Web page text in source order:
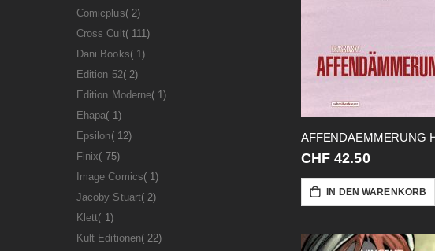
AFFENDAEMMERUNG
CHF 42.50
IN DEN WARENKORB
Comicplus 2Artikel
Cross Cult 111Artikel
Dani Books 1Artikel
Edition 52 2Artikel
Edition Moderne 1Artikel
Ehapa
1Artikel
Epsilon 12Artikel
Finix
75Artikel
Image Comics 1Artikel
Jacoby Stuart 2Artikel
Klett
1Artikel
Kult Editionen 22Artikel